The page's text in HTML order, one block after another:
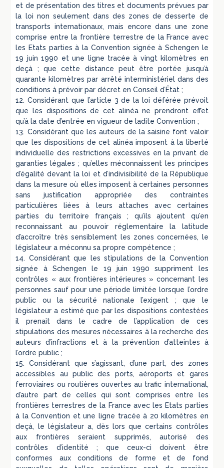
et de présentation des titres et documents prévues par
la loi non seulement dans des zones de desserte de
transports internationaux, mais encore dans une zone
comprise entre la frontière terrestre de la France avec
les Etats parties à la Convention signée à Schengen le
19 juin 1990 et une ligne tracée à vingt kilomètres en
deçà ; que cette distance peut être portée jusqu’à
quarante kilomètres par arrêté interministériel dans des
conditions à prévoir par décret en Conseil d’État ;
12. Considérant que l’article 3 de la loi déférée prévoit
que les dispositions de cet alinéa ne prendront effet
qu’à la date d’entrée en vigueur de ladite Convention ;
13. Considérant que les auteurs de la saisine font valoir
que les dispositions de cet alinéa imposent à la liberté
individuelle des restrictions excessives en la privant de
garanties légales ; qu’elles méconnaissent les principes
d’égalité devant la loi et d’indivisibilité de la République
dans la mesure où elles imposent à certaines personnes
sans justification appropriée des contraintes
particulières liées à leurs attaches avec certaines
parties du territoire français ; qu’ils ajoutent qu’en
reconnaissant au pouvoir réglementaire la latitude
d’accroître très sensiblement les zones concernées, le
législateur a méconnu sa propre compétence ;
14. Considérant que les stipulations de la Convention
signée à Schengen le 19 juin 1990 suppriment les
contrôles « aux frontières intérieures » concernant les
personnes sauf pour une période limitée lorsque l’ordre
public ou la sécurité nationale l’exigent ; que le
législateur a estimé que par les dispositions contestées
il prenait dans le cadre de l’application de ces
stipulations des mesures nécessaires à la recherche des
auteurs d’infractions et à la prévention d’atteintes à
l’ordre public ;
15. Considérant que s’agissant, d’une part, des zones
accessibles au public des ports, aéroports et gares
ferroviaires ou routières ouvertes au trafic international,
d’autre part de celles qui sont comprises entre les
frontières terrestres de la France avec les Etats parties
à la Convention et une ligne tracée à 20 kilomètres en
deçà, le législateur a, dès lors que certains contrôles
aux frontières seraient supprimés, autorisé des
contrôles d’identité ; que ceux-ci doivent être
conformes aux conditions de forme et de fond